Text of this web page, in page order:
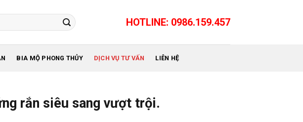
HOTLINE: 0986.159.457
BIA MỘ PHONG THỦY DỊCH VỤ TƯ VẤN LIÊN HỆ
rắn siêu sang vượt trội.